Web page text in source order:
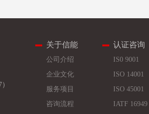
关于信能
公司介绍
企业文化
服务项目
咨询流程
认证咨询
IS0 9001
ISO 14001
ISO 45001
IATF 16949